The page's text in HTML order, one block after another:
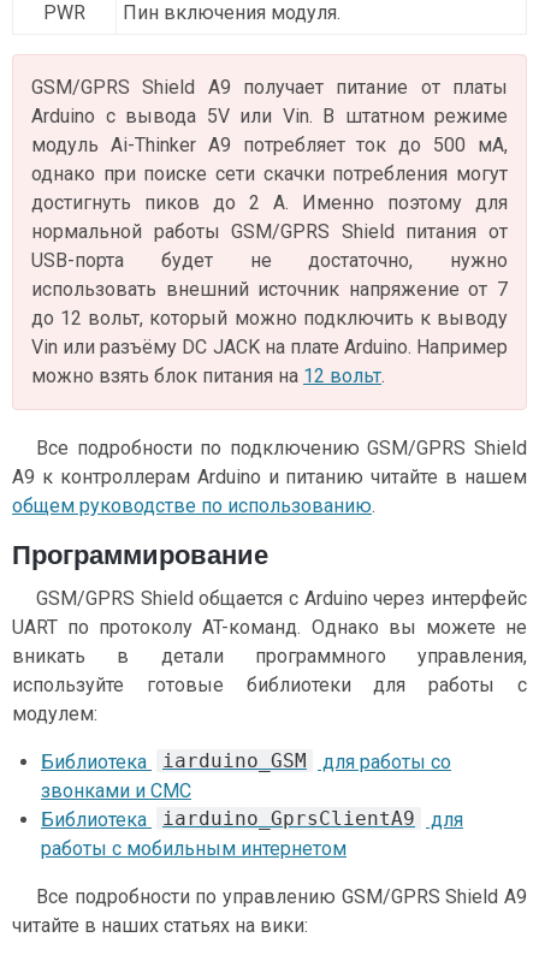
PWR
Пин включения модуля.
GSM/GPRS Shield A9 получает питание от платы
Arduino с вывода 5V или Vin. В штатном режиме
модуль Ai-Thinker A9 потребляет ток до 500 мА,
однако при поиске сети скачки потребления могут
достигнуть пиков до 2 А. Именно поэтому для
нормальной работы GSM/GPRS Shield питания от
USB-порта будет не достаточно, нужно
использовать внешний источник напряжение от 7
до 12 вольт, который можно подключить к выводу
Vin или разъёму DC JACK на плате Arduino. Например
можно взять блок питания на 12 вольт.
Все подробности по подключению GSM/GPRS Shield
A9 к контроллерам Arduino и питанию читайте в нашем
общем руководстве по использованию.
Программирование
GSM/GPRS Shield общается с Arduino через интерфейс
UART по протоколу AT-команд. Однако вы можете не
вникать в детали программного управления,
используйте готовые библиотеки для работы с
модулем:
Библиотека iarduino_GSM
для работы со
звонками и СМС
Библиотека
iarduino_GprsClientA9
для
работы с мобильным интернетом
Все подробности по управлению GSM/GPRS Shield A9
читайте в наших статьях на вики: